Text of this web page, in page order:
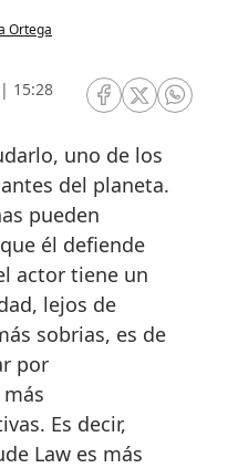
Ortega
15:28
RRSS Facebook
RRSSRRSS
uno de los
del planeta.
pueden
él defiende
actor tiene un
lejos de
sobrias, es de
por
Es decir,
Law es más